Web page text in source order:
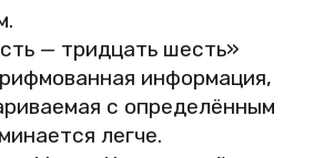
— тридцать шесть»
информация,
с определённым
легче.